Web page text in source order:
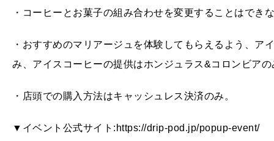
・コーヒーとお菓子の組み合わせを変更することはでき
・おすすめのマリアージュを体験してもらえるよう、ア
み、アイスコーヒーの提供はホンジュラス&コロンビアの
・店頭での購入方法はキャッシュレス決済のみ。
▼イベント公式サイト:https://drip-pod.jp/popup-event/